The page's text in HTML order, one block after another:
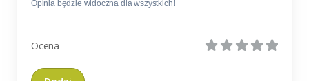
Opinia będzie widoczna dla wszystkich!
Ocena